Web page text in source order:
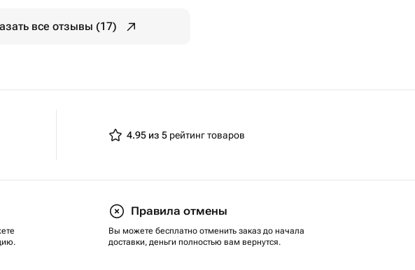
все отзывы (17)
4.95 из 5 рейтинг товаров
Правила отмены
Вы можете бесплатно отменить заказ до начала
доставки, деньги полностью вам вернутся.